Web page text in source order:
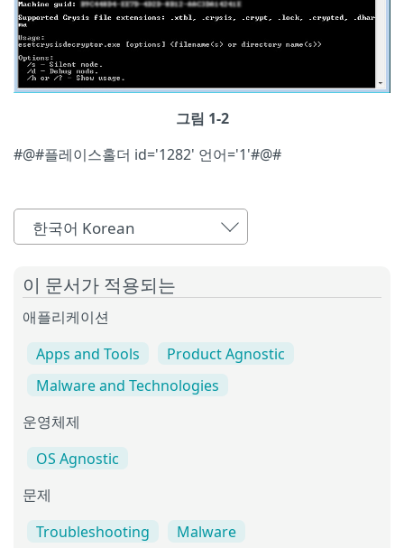
그림 1-2
#@#플레이스홀더 id='1282' 언어='1'#@#
한국어 Korean
이 문서가 적용되는
애플리케이션
Apps and Tools
Product Agnostic
Malware and Technologies
운영체제
OS Agnostic
문제
Troubleshooting Malware